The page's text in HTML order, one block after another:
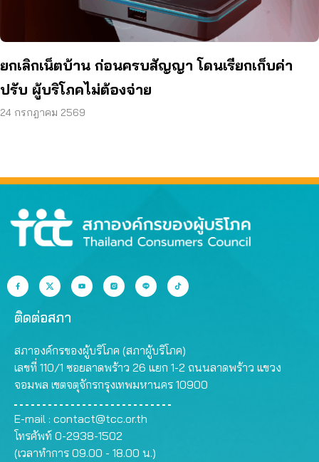
ยกเลิกเน็ตบ้าน ก่อนครบสัญญา โดนเรียกเก็บค่า
ปรับ ผู้บริโภคไม่ต้องจ่าย
24 กรกฎาคม 2569
ติดต่อสภา
สภาองค์กรของผู้บริโภค (สภาผู้บริโภค)
เลขที่ 110/1 ซอยลาดพร้าว 26 แยก 1-2 ถนนลาดพร้าว แขวง
จอมพล เขตจตุจักรกรุงเทพมหานคร 10900
E-mail : contact@tcc.or.th
โทรศัพท์ 0-2938-1502
(เวลาทำการ 09.00 - 18.00 น.)